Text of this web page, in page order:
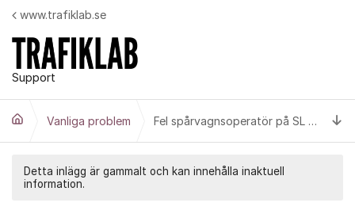
Hoppa till innehåll
Support
www.trafiklab.se
Vanliga problem Fel spårvagnsoperatör på SL Tvärbanan i Apple Maps
Detta inlägg är gammalt och kan innehålla inaktuell
information.